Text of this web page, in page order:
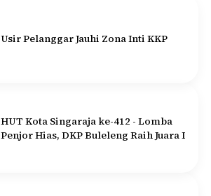
Usir Pelanggar Jauhi Zona Inti KKP
HUT Kota Singaraja ke-412 - Lomba
Penjor Hias, DKP Buleleng Raih Juara I